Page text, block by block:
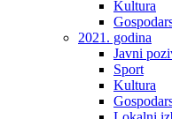
Kultura
2021. godina
Javni
Sport
Kultura